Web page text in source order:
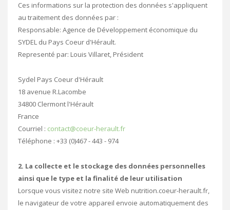
Ces informations sur la protection des données s'appliquent
au traitement des données par :
Responsable: Agence de Développement économique du
SYDEL du Pays Coeur d'Hérault.
Representé par: Louis Villaret, Président
Sydel Pays Coeur d'Hérault
18 avenue R.Lacombe
34800 Clermont l'Hérault
France
Courriel : contact@coeur-herault.fr
Téléphone : +33 (0)467 - 443 - 974
2. La collecte et le stockage des données personnelles
ainsi que le type et la finalité de leur utilisation
Lorsque vous visitez notre site Web nutrition.coeur-herault.fr,
le navigateur de votre appareil envoie automatiquement des